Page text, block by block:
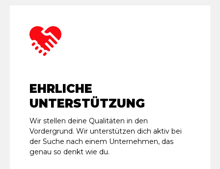
EHRLICHE
UNTERSTÜTZUNG
Wir stellen deine Qualitäten in den
Vordergrund. Wir unterstützen dich aktiv bei
der Suche nach einem Unternehmen, das
genau so denkt wie du.